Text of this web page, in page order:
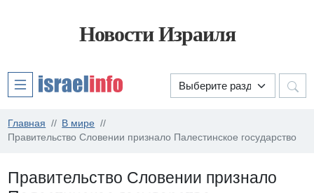
Новости Израиля
Главная
В мире
Правительство Словении признало Палестинское государство
Правительство Словении признало